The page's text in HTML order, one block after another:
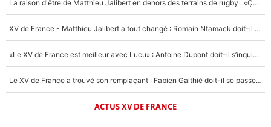
La raison d'être de Matthieu Jalibert en dehors des terrains de rugby : «Ça m'atteint autant que si tu touches à un membre de ma famille»
XV de France - Matthieu Jalibert a tout changé : Romain Ntamack doit-il s’inquiéter pour sa place à un an de la Coupe du monde ?
«Le XV de France est meilleur avec Lucu» : Antoine Dupont doit-il s’inquiéter pour sa place ?
Le XV de France a trouvé son remplaçant : Fabien Galthié doit-il se passer d'Antoine Dupont ?
ACTUS XV DE FRANCE